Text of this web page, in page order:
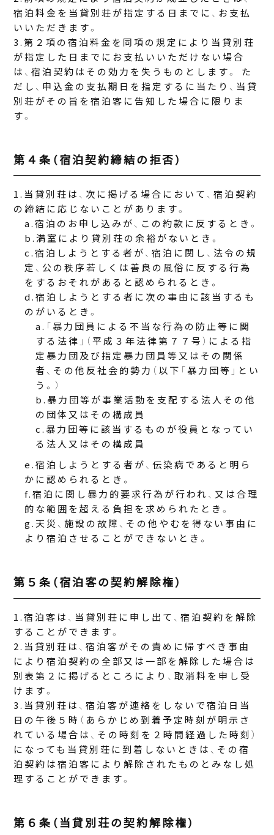
宿泊料金を当貸別荘が指定する日までに、お支払
いいただきます。
第２項の宿泊料金を同項の規定により当貸別荘
が指定した日までにお支払いいただけない場合
は、宿泊契約はその効力を失うものとします。 た
だし、申込金の支払期日を指定するに当たり、当貸
別荘がその旨を宿泊客に告知した場合に限りま
す。
第４条（宿泊契約締結の拒否）
当貸別荘は、次に掲げる場合において、宿泊契約
の締結に応じないことがあります。
宿泊のお申し込みが、この約款に反するとき。
満室により貸別荘の余裕がないとき。
宿泊しようとする者が、宿泊に関し、法令の規
定、公の秩序若しくは善良の風俗に反する行為
をするおそれがあると認められるとき。
宿泊しようとする者に次の事由に該当するも
のがいるとき。
「暴力団員による不当な行為の防止等に関
する法律」（平成３年法律第７７号）による指
定暴力団及び指定暴力団員等又はその関係
者、その他反社会的勢力（以下「暴力団等」とい
う。）
暴力団等が事業活動を支配する法人その他
の団体又はその構成員
暴力団等に該当するものが役員となってい
る法人又はその構成員
宿泊しようとする者が、伝染病であると明ら
かに認められるとき。
宿泊に関し暴力的要求行為が行われ、又は合理
的な範囲を超える負担を求められたとき。
天災、施設の故障、その他やむを得ない事由に
より宿泊させることができないとき。
第５条（宿泊客の契約解除権）
宿泊客は、当貸別荘に申し出て、宿泊契約を解除
することができます。
当貸別荘は、宿泊客がその責めに帰すべき事由
により宿泊契約の全部又は一部を解除した場合は
別表第２に掲げるところにより、取消料を申し受
けます。
当貸別荘は、宿泊客が連絡をしないで宿泊日当
日の午後５時（あらかじめ到着予定時刻が明示さ
れている場合は、その時刻を２時間経過した時刻）
になっても当貸別荘に到着しないときは、その宿
泊契約は宿泊客により解除されたものとみなし処
理することができます。
第６条（当貸別荘の契約解除権）